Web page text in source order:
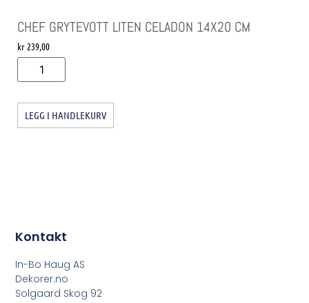
CHEF GRYTEVOTT LITEN CELADON 14X20 CM
kr239,00
LEGG I HANDLEKURV
Kontakt
In-Bo Haug AS
Dekorer.no
Solgaard Skog 92